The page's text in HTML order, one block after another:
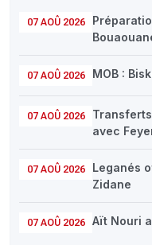
07 AOÛ 2026
07 AOÛ 2026 MOB :
07 AOÛ 2026
avec
07 AOÛ 2026
Leganés
Zidane
07 AOÛ 2026 Aït Nouri